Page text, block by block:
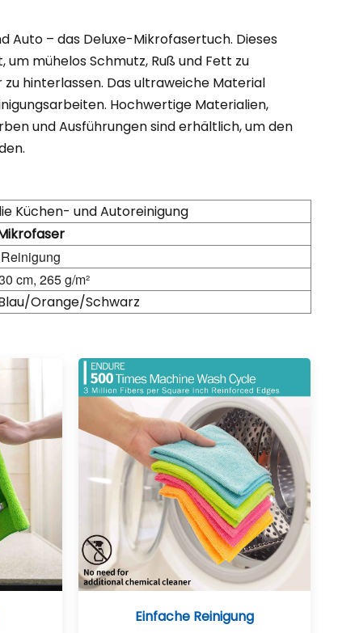
Auto – das Deluxe-Mikrofasertuch. Dieses
mühelos Schmutz, Ruß und Fett zu
hinterlassen. Das ultraweiche Material
Hochwertige Materialien,
und Ausführungen sind erhältlich, um den
Küchen- und Autoreinigung
Reinigung
cm, 265 g/m²
Orange/Schwarz
Einfache Reinigung